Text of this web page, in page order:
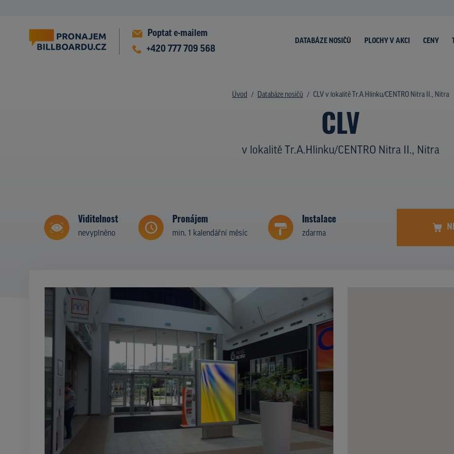
Poptat e-mailem
+420 777 709 568
DATABÁZE NOSIČŮ PLOCHY V AKCI CENY
Úvod Databáze nosičů CLV v lokalitě Tr.A.Hlinku/CENTRO Nitra II., Nitra
CLV
v lokalitě Tr.A.Hlinku/CENTRO Nitra II., Nitra
Viditelnost
nevyplněno
Pronájem
min. 1 kalendářní měsíc
Instalace
zdarma